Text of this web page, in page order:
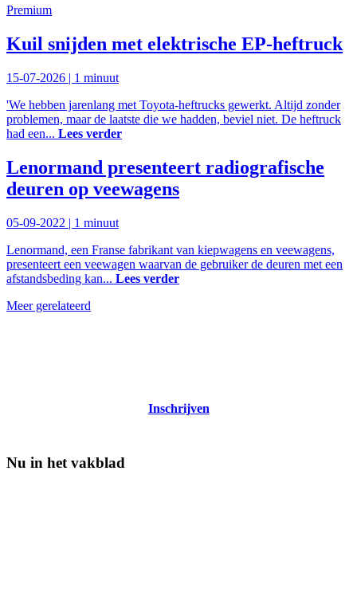
Premium
Kuil snijden met elektrische EP-heftruck
15-07-2026 | 1 minuut
'We hebben jarenlang met Toyota-heftrucks gewerkt. Altijd zonder
problemen, maar de laatste die we hadden, beviel niet. De heftruck
had een... Lees verder
Lenormand presenteert radiografische
deuren op veewagens
05-09-2022 | 1 minuut
Lenormand, een Franse fabrikant van kiepwagens en veewagens,
presenteert een veewagen waarvan de gebruiker de deuren met een
afstandsbeding kan... Lees verder
Meer gerelateerd
Inschrijven
Nu in het vakblad